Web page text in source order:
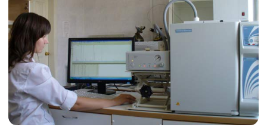
для гелевых ручек непригодны для
исследования, если возраст
документа два года и более.
04